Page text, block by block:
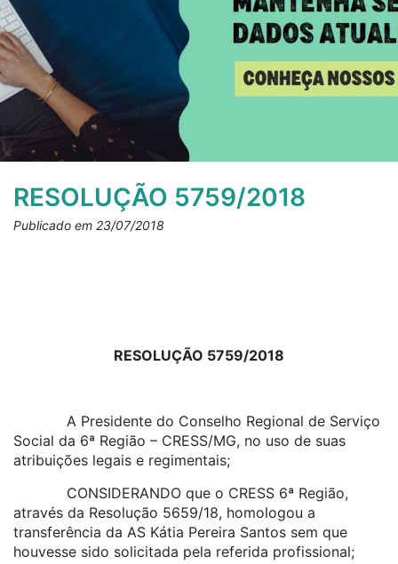
RESOLUÇÃO 5759/2018
Publicado em 23/07/2018
RESOLUÇÃO 5759/2018
A Presidente do Conselho Regional de Serviço
Social da 6ª Região – CRESS/MG, no uso de suas
atribuições legais e regimentais;
CONSIDERANDO que o CRESS 6ª Região,
através da Resolução 5659/18, homologou a
transferência da AS Kátia Pereira Santos sem que
houvesse sido solicitada pela referida profissional;